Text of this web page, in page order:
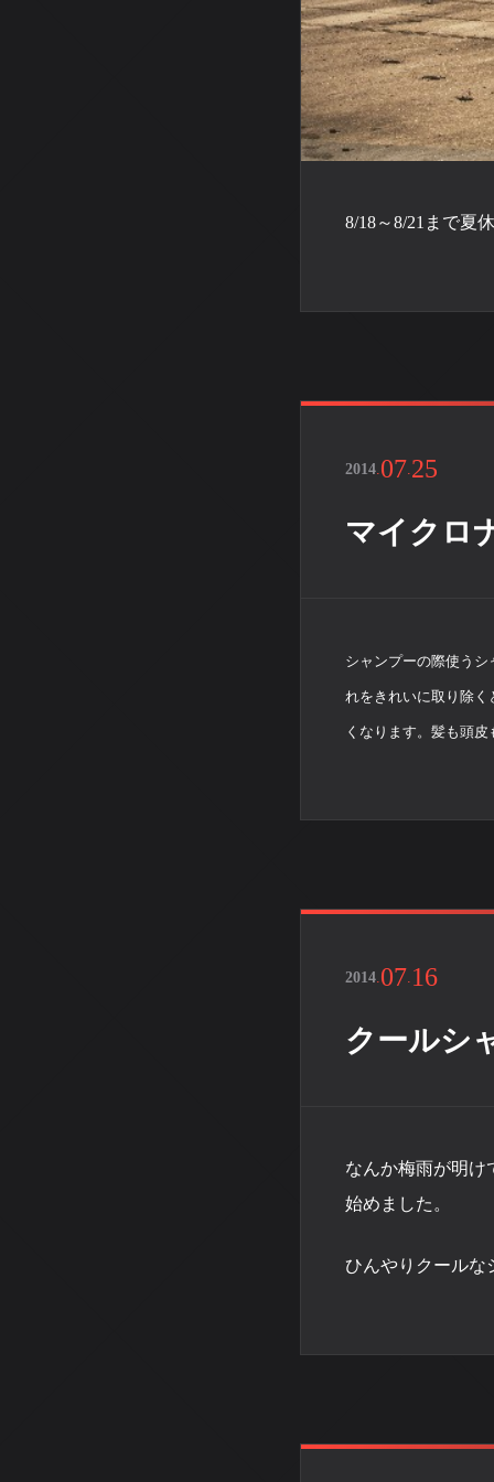
8/18～8/21まで夏
2014 0725
マイクロ
シャンプーの際使う
れをきれいに取り除
くなります。髪も頭
2014 07 16
クールシ
なんか梅雨が明け
始めました。
ひんやりクールな